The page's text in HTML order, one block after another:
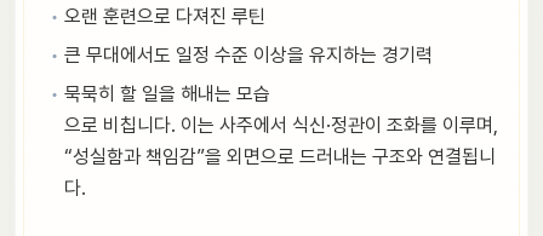
오랜 훈련으로 다져진 루틴
큰 무대에서도 일정 수준 이상을 유지하는 경기력
묵묵히 할 일을 해내는 모습
으로 비칩니다. 이는 사주에서 식신·정관이 조화를 이루며,
“성실함과 책임감”을 외면으로 드러내는 구조와 연결됩니
다.